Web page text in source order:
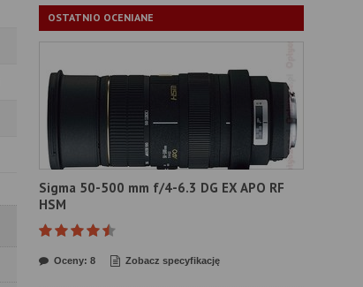
OSTATNIO OCENIANE
Sigma 50-500 mm f/4-6.3 DG EX APO RF
HSM
Oceny: 8 Zobacz specyfikację